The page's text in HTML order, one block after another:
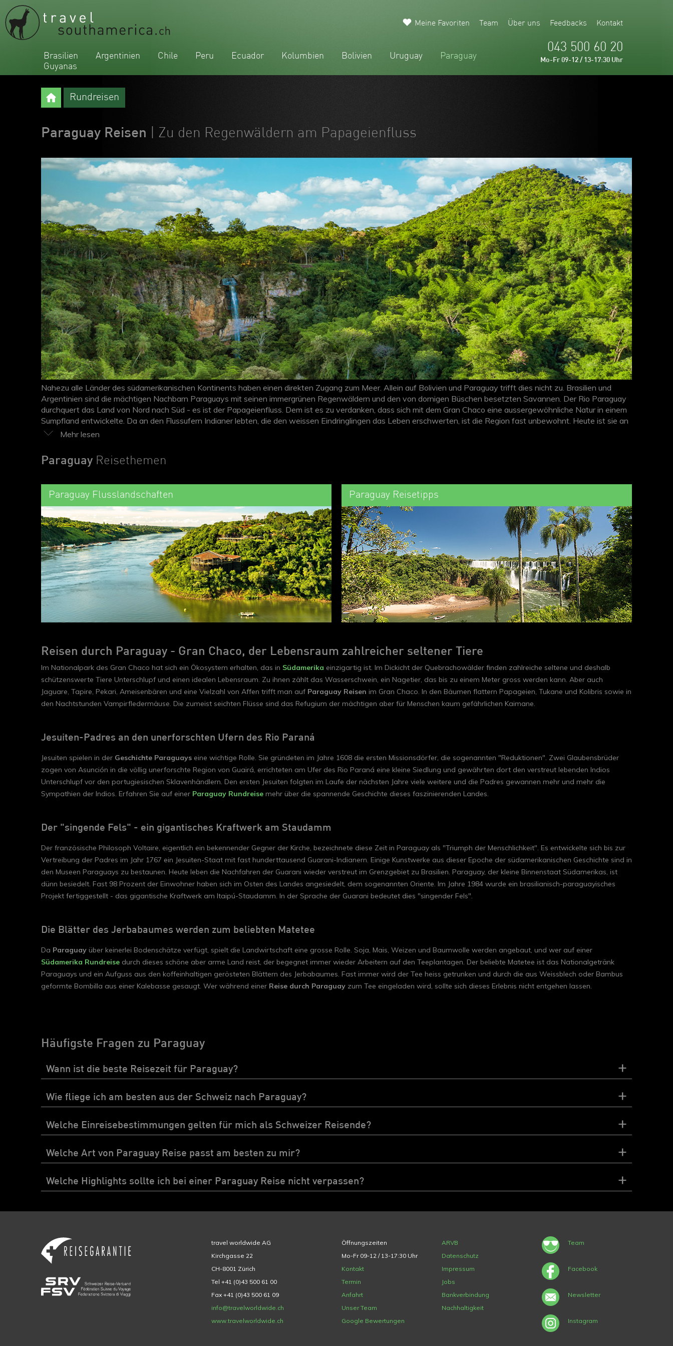
Brasilien Argentinien Chile Peru Ecuador Kolumbien Bolivien Uruguay
Paraguay
Guyanas
Meine Favoriten Team Über uns Feedbacks Kontakt
043 500 60 20
Mo-Fr 09-12 / 13-17:30 Uhr
Rundreisen
Paraguay Reisen | Zu den Regenwäldern am Papageienfluss
Nahezu alle Länder des südamerikanischen Kontinents haben einen direkten Zugang zum Meer. Allein auf Bolivien und Paraguay trifft dies nicht zu. Brasilien und
Argentinien sind die mächtigen Nachbarn Paraguays mit seinen immergrünen Regenwäldern und den von dornigen Büschen besetzten Savannen. Der Rio Paraguay
durchquert das Land von Nord nach Süd - es ist der Papageienfluss. Dem ist es zu verdanken, dass sich mit dem Gran Chaco eine aussergewöhnliche Natur in einem
Sumpfland entwickelte. Da an den Flussufern Indianer lebten, die den weissen Eindringlingen das Leben erschwerten, ist die Region fast unbewohnt. Heute ist sie an
der brasilianischen Grenze ein Eldorado für abenteuerlustige Urlauber.
Paraguay Reisethemen
Paraguay Flusslandschaften Paraguay Reisetipps
Reisen durch Paraguay - Gran Chaco, der Lebensraum zahlreicher seltener Tiere
Im Nationalpark des Gran Chaco hat sich ein Ökosystem erhalten, das in Südamerika einzigartig ist. Im Dickicht der Quebrachowälder finden zahlreiche seltene und deshalb
schützenswerte Tiere Unterschlupf und einen idealen Lebensraum. Zu ihnen zählt das Wasserschwein, ein Nagetier, das bis zu einem Meter gross werden kann. Aber auch
Jaguare, Tapire, Pekari, Ameisenbären und eine Vielzahl von Affen trifft man auf Paraguay Reisen im Gran Chaco. In den Bäumen flattern Papageien, Tukane und Kolibris sowie in
den Nachtstunden Vampirfledermäuse. Die zumeist seichten Flüsse sind das Refugium der mächtigen aber für Menschen kaum gefährlichen Kaimane.
Jesuiten-Padres an den unerforschten Ufern des Rio Paraná
Jesuiten spielen in der Geschichte Paraguays eine wichtige Rolle. Sie gründeten im Jahre 1608 die ersten Missionsdörfer, die sogenannten "Reduktionen". Zwei Glaubensbrüder
zogen von Asunción in die völlig unerforschte Region von Guairá, errichteten am Ufer des Rio Paraná eine kleine Siedlung und gewährten dort den verstreut lebenden Indios
Unterschlupf vor den portugiesischen Sklavenhändlern. Den ersten Jesuiten folgten im Laufe der nächsten Jahre viele weitere und die Padres gewannen mehr und mehr die
Sympathien der Indios. Erfahren Sie auf einer Paraguay Rundreise mehr über die spannende Geschichte dieses faszinierenden Landes.
Der "singende Fels" - ein gigantisches Kraftwerk am Staudamm
Der französische Philosoph Voltaire, eigentlich ein bekennender Gegner der Kirche, bezeichnete diese Zeit in Paraguay als "Triumph der Menschlichkeit". Es entwickelte sich bis zur
Vertreibung der Padres im Jahr 1767 ein Jesuiten-Staat mit fast hunderttausend Guarani-Indianern. Einige Kunstwerke aus dieser Epoche der südamerikanischen Geschichte sind in
den Museen Paraguays zu bestaunen. Heute leben die Nachfahren der Guarani wieder verstreut im Grenzgebiet zu Brasilien. Paraguay, der kleine Binnenstaat Südamerikas, ist
dünn besiedelt. Fast 98 Prozent der Einwohner haben sich im Osten des Landes angesiedelt, dem sogenannten Oriente. Im Jahre 1984 wurde ein brasilianisch-paraguayisches
Projekt fertiggestellt - das gigantische Kraftwerk am Itaipú-Staudamm. In der Sprache der Guarani bedeutet dies "singender Fels".
Die Blätter des Jerbabaumes werden zum beliebten Matetee
Da Paraguay über keinerlei Bodenschätze verfügt, spielt die Landwirtschaft eine grosse Rolle. Soja, Mais, Weizen und Baumwolle werden angebaut, und wer auf einer
Südamerika Rundreise durch dieses schöne aber arme Land reist, der begegnet immer wieder Arbeitern auf den Teeplantagen. Der beliebte Matetee ist das Nationalgetränk
Paraguays und ein Aufguss aus den koffeinhaltigen gerösteten Blättern des Jerbabaumes. Fast immer wird der Tee heiss getrunken und durch die aus Weissblech oder Bambus
geformte Bombilla aus einer Kalebasse gesaugt. Wer während einer Reise durch Paraguay zum Tee eingeladen wird, sollte sich dieses Erlebnis nicht entgehen lassen.
Häufigste Fragen zu Paraguay
Wann ist die beste Reisezeit für Paraguay? +
Wie fliege ich am besten aus der Schweiz nach Paraguay? +
Welche Einreisebestimmungen gelten für mich als Schweizer Reisende? +
Welche Art von Paraguay Reise passt am besten zu mir? +
Welche Highlights sollte ich bei einer Paraguay Reise nicht verpassen? +
travel worldwide AG
Kirchgasse 22
CH-8001 Zürich
Tel +41 (0)43 500 61 00
Fax +41 (0)43 500 61 09
info@travelworldwide.ch
www.travelworldwide.ch
Öffnungszeiten
Mo-Fr 09-12 / 13-17:30 Uhr
Kontakt
Termin
Anfahrt
Unser Team
Google Bewertungen
ARVB
Datenschutz
Impressum
Jobs
Bankverbindung
Nachhaltigkeit
Team
Facebook
Newsletter
Instagram